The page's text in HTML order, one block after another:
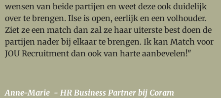
wensen van beide partijen en weet deze ook duidelijk
over te brengen. Ilse is open, eerlijk en een volhouder.
Ziet ze een match dan zal ze haar uiterste best doen de
partijen nader bij elkaar te brengen. Ik kan Match voor
JOU Recruitment dan ook van harte aanbevelen!"
Anne-Marie - HR Business Partner bij Coram